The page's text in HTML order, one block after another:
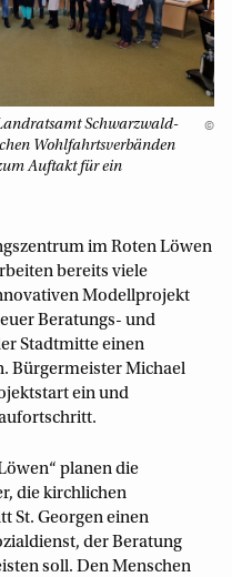
Schwarzwald-
Wohlfahrtsverbänden
Auftakt für ein
©
im Roten Löwen
bereits viele
Modellprojekt
Beratungs- und
Stadtmitte einen
Bürgermeister Michael
ein und
planen die
die kirchlichen
St. Georgen einen
der Beratung
soll. Den Menschen